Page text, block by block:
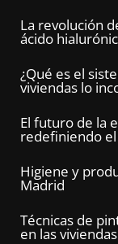
La revolución
ácido
¿Qué es el
viviendas lo
El futuro de la
redefiniendo
Higiene y
Madrid
Técnicas de
en las viviendas